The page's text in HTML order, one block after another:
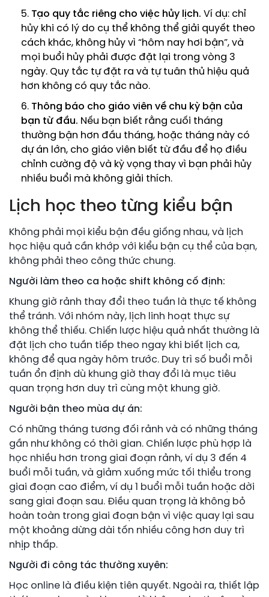
Tạo quy tắc riêng cho việc hủy lịch. Ví dụ: chỉ
hủy khi có lý do cụ thể không thể giải quyết theo
cách khác, không hủy vì “hôm nay hơi bận”, và
mọi buổi hủy phải được đặt lại trong vòng 3
ngày. Quy tắc tự đặt ra và tự tuân thủ hiệu quả
hơn không có quy tắc nào.
Thông báo cho giáo viên về chu kỳ bận của
bạn từ đầu. Nếu bạn biết rằng cuối tháng
thường bận hơn đầu tháng, hoặc tháng này có
dự án lớn, cho giáo viên biết từ đầu để họ điều
chỉnh cường độ và kỳ vọng thay vì bạn phải hủy
nhiều buổi mà không giải thích.
Lịch học theo từng kiểu bận
Không phải mọi kiểu bận đều giống nhau, và lịch
học hiệu quả cần khớp với kiểu bận cụ thể của bạn,
không phải theo công thức chung.
Người làm theo ca hoặc shift không cố định:
Khung giờ rảnh thay đổi theo tuần là thực tế không
thể tránh. Với nhóm này, lịch linh hoạt thực sự
không thể thiếu. Chiến lược hiệu quả nhất thường là
đặt lịch cho tuần tiếp theo ngay khi biết lịch ca,
không để qua ngày hôm trước. Duy trì số buổi mỗi
tuần ổn định dù khung giờ thay đổi là mục tiêu
quan trọng hơn duy trì cùng một khung giờ.
Người bận theo mùa dự án:
Có những tháng tương đối rảnh và có những tháng
gần như không có thời gian. Chiến lược phù hợp là
học nhiều hơn trong giai đoạn rảnh, ví dụ 3 đến 4
buổi mỗi tuần, và giảm xuống mức tối thiểu trong
giai đoạn cao điểm, ví dụ 1 buổi mỗi tuần hoặc dời
sang giai đoạn sau. Điều quan trọng là không bỏ
hoàn toàn trong giai đoạn bận vì việc quay lại sau
một khoảng dừng dài tốn nhiều công hơn duy trì
nhịp thấp.
Người đi công tác thường xuyên:
Học online là điều kiện tiên quyết. Ngoài ra, thiết lập